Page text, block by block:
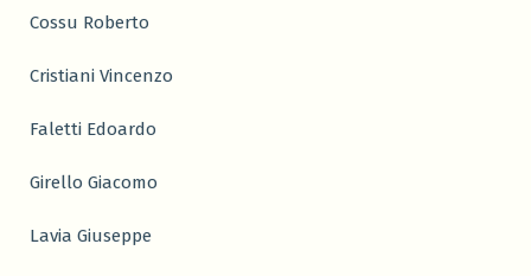
Cossu Roberto
Cristiani Vincenzo
Faletti Edoardo
Girello Giacomo
Lavia Giuseppe